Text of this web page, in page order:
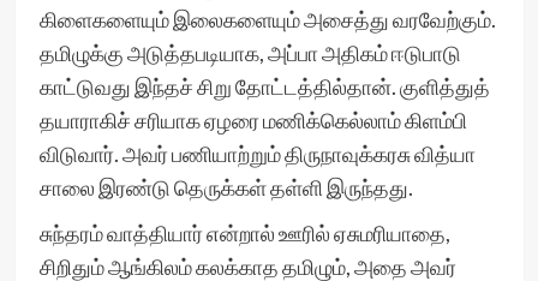
கிளைகளையும் இலைகளையும் அசைத்து வரவேற்கும்.
தமிழுக்கு அடுத்தபடியாக, அப்பா அதிகம் ஈடுபாடு
காட்டுவது இந்தச் சிறு தோட்டத்தில்தான். குளித்துத்
தயாராகிச் சரியாக ஏழரை மணிக்கெல்லாம் கிளம்பி
விடுவார். அவர் பணியாற்றும் திருநாவுக்கரசு வித்யா
சாலை இரண்டு தெருக்கள் தள்ளி இருந்தது.
சுந்தரம் வாத்தியார் என்றால் ஊரில் ஏசுமரியாதை,
சிறிதும் ஆங்கிலம் கலக்காத தமிழும், அதை அவர்